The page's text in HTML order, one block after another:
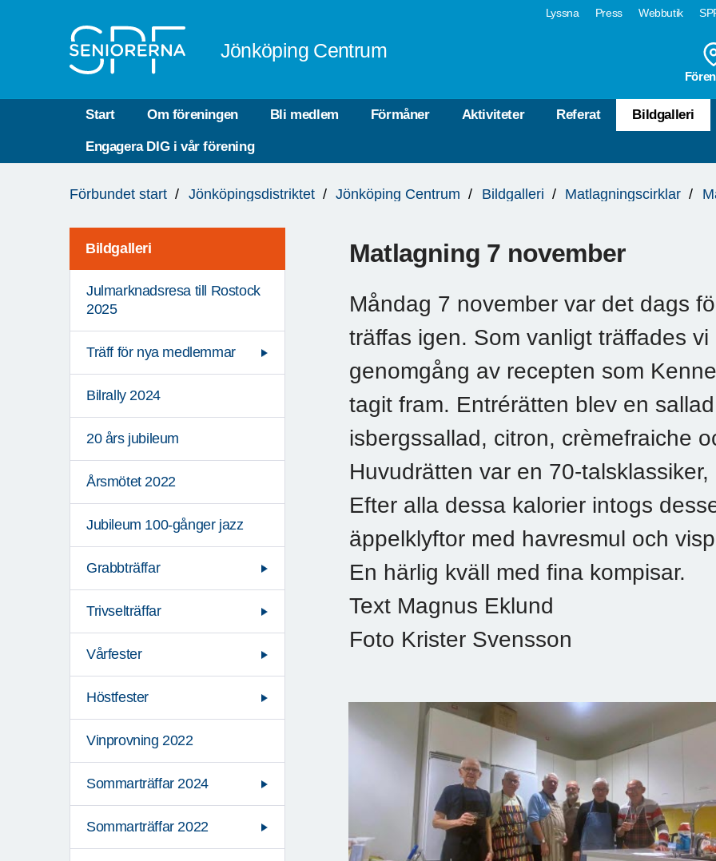
Lyssna Press Webbutik
Jönköping Centrum
Start Om föreningen Bli medlem Förmåner Aktiviteter Referat Bildgalleri
Engagera DIG i vår förening
är
Förbundet start Jönköpingsdistriktet Jönköping Centrum Bildgalleri Matlagningscirklar
Bildgalleri
Julmarknadsresa till Rostock
2025
Träff för nya medlemmar
Bilrally 2024
20 års jubileum
Årsmötet 2022
Jubileum 100-gånger jazz
Grabbträffar
Trivselträffar
Vårfester
Höstfester
Vinprovning 2022
Sommarträffar 2024
Sommarträffar 2022
Matlagning 7 november
Måndag 7 november var det dags
träffas igen. Som vanligt träffades
genomgång av recepten som
tagit fram. Entrérätten blev en
isbergssallad, citron, crèmefraiche
Huvudrätten var en 70-
Efter alla dessa kalorier intogs
äppelklyftor med havresmul och
En härlig kväll med fina kompisar.
Text Magnus Eklund
Foto Krister Svensson